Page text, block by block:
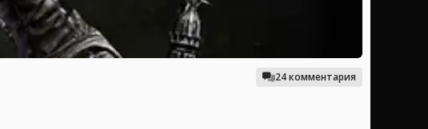
24 комментария